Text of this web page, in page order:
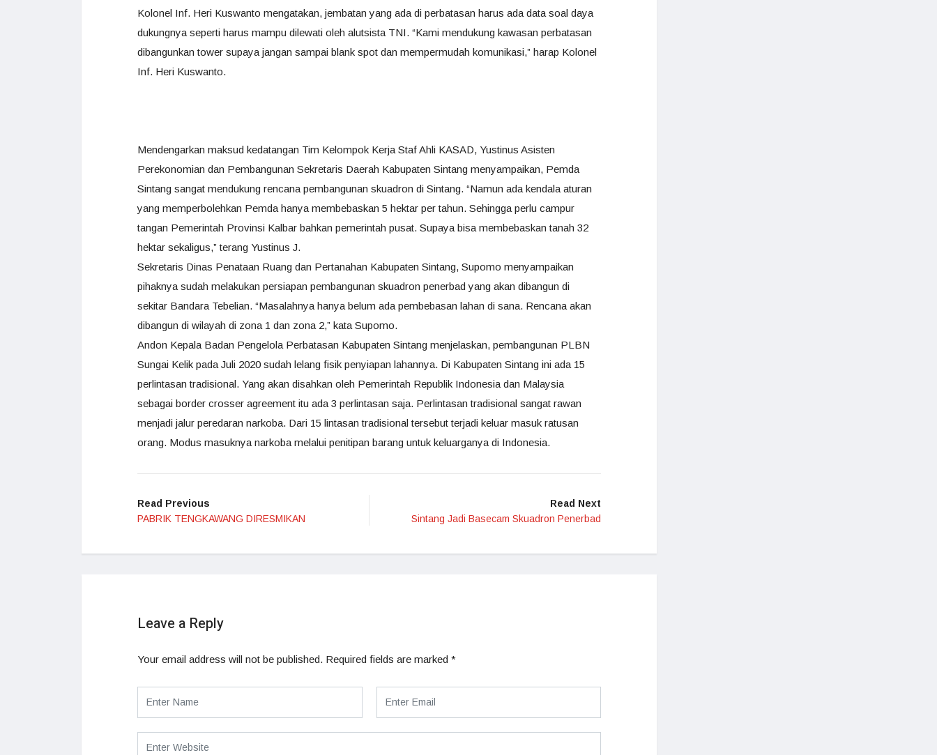
Kolonel Inf. Heri Kuswanto mengatakan, jembatan yang ada di perbatasan harus ada data soal daya
dukungnya seperti harus mampu dilewati oleh alutsista TNI. “Kami mendukung kawasan perbatasan
dibangunkan tower supaya jangan sampai blank spot dan mempermudah komunikasi,” harap Kolonel
Inf. Heri Kuswanto.
Mendengarkan maksud kedatangan Tim Kelompok Kerja Staf Ahli KASAD, Yustinus Asisten
Perekonomian dan Pembangunan Sekretaris Daerah Kabupaten Sintang menyampaikan, Pemda
Sintang sangat mendukung rencana pembangunan skuadron di Sintang. “Namun ada kendala aturan
yang memperbolehkan Pemda hanya membebaskan 5 hektar per tahun. Sehingga perlu campur
tangan Pemerintah Provinsi Kalbar bahkan pemerintah pusat. Supaya bisa membebaskan tanah 32
hektar sekaligus,” terang Yustinus J.
Sekretaris Dinas Penataan Ruang dan Pertanahan Kabupaten Sintang, Supomo menyampaikan
pihaknya sudah melakukan persiapan pembangunan skuadron penerbad yang akan dibangun di
sekitar Bandara Tebelian. “Masalahnya hanya belum ada pembebasan lahan di sana. Rencana akan
dibangun di wilayah di zona 1 dan zona 2,” kata Supomo.
Andon Kepala Badan Pengelola Perbatasan Kabupaten Sintang menjelaskan, pembangunan PLBN
Sungai Kelik pada Juli 2020 sudah lelang fisik penyiapan lahannya. Di Kabupaten Sintang ini ada 15
perlintasan tradisional. Yang akan disahkan oleh Pemerintah Republik Indonesia dan Malaysia
sebagai border crosser agreement itu ada 3 perlintasan saja. Perlintasan tradisional sangat rawan
menjadi jalur peredaran narkoba. Dari 15 lintasan tradisional tersebut terjadi keluar masuk ratusan
orang. Modus masuknya narkoba melalui penitipan barang untuk keluarganya di Indonesia.
Read Previous
PABRIK TENGKAWANG DIRESMIKAN
Read Next
Sintang Jadi Basecam Skuadron Penerbad
Leave a Reply
Your email address will not be published. Required fields are marked *